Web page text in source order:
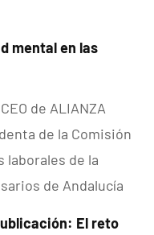
mental en las
de ALIANZA
de la Comisión
laborales de la
de Andalucía
El reto